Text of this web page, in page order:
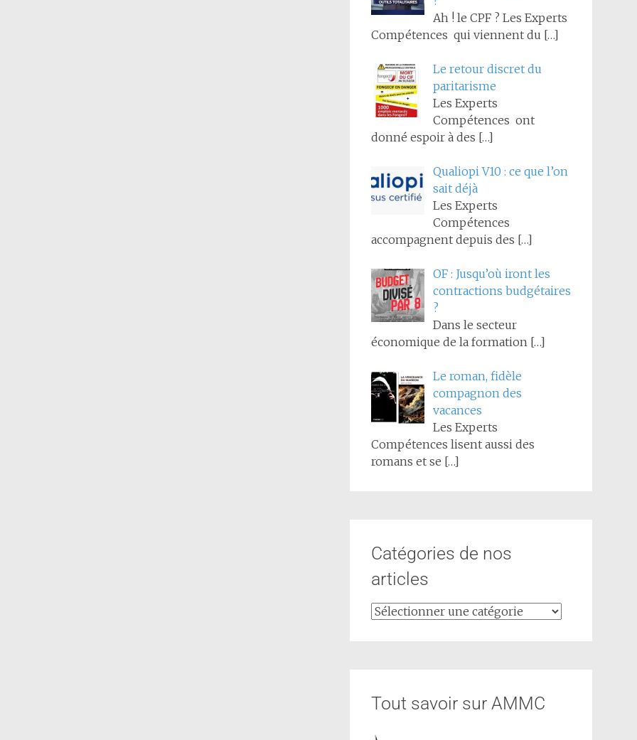
Ah ! le CPF ? Les Experts
Compétences qui viennent du […]
Le retour discret du
paritarisme
Les Experts
Compétences ont
donné espoir à des […]
Qualiopi V10 : ce que l’on
sait déjà
Les Experts
Compétences
accompagnent depuis des […]
OF : Jusqu’où iront les
contractions budgétaires
?
Dans le secteur
économique de la formation […]
Le roman, fidèle
compagnon des
vacances
Les Experts
Compétences lisent aussi des
romans et se […]
Catégories de nos
articles
Tout savoir sur AMMC